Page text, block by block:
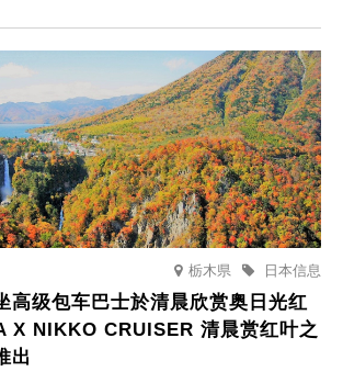
黑川温泉的全新乐趣。
栃木県 日本信息
高级包车巴士於清晨欣赏奥日光红
X NIKKO CRUISER 清晨赏红叶之
出